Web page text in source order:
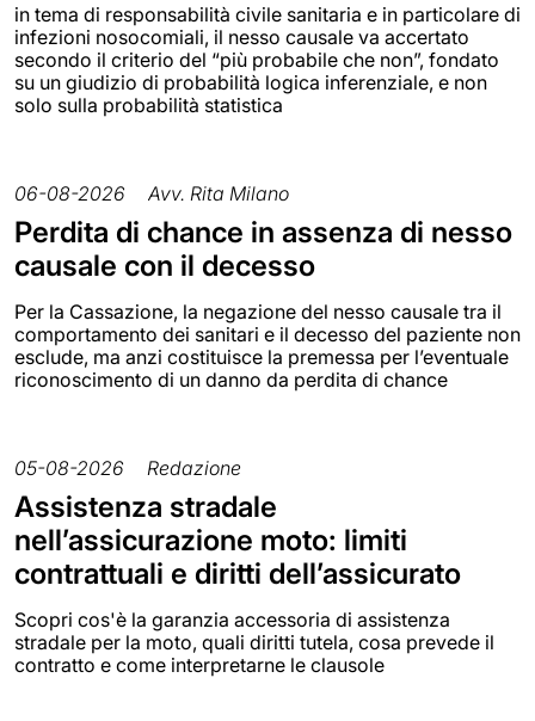
in tema di responsabilità civile sanitaria e in particolare di
infezioni nosocomiali, il nesso causale va accertato
secondo il criterio del “più probabile che non”, fondato
su un giudizio di probabilità logica inferenziale, e non
solo sulla probabilità statistica
06-08-2026 Avv. Rita Milano
Perdita di chance in assenza di nesso
causale con il decesso
Per la Cassazione, la negazione del nesso causale tra il
comportamento dei sanitari e il decesso del paziente non
esclude, ma anzi costituisce la premessa per l’eventuale
riconoscimento di un danno da perdita di chance
05-08-2026 Redazione
Assistenza stradale
nell’assicurazione moto: limiti
contrattuali e diritti dell’assicurato
Scopri cos'è la garanzia accessoria di assistenza
stradale per la moto, quali diritti tutela, cosa prevede il
contratto e come interpretarne le clausole